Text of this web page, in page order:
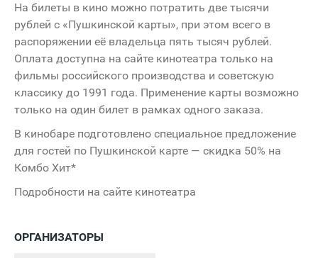
На билеты в кино можно потратить две тысячи
рублей с «Пушкинской карты», при этом всего в
распоряжении её владельца пять тысяч рублей.
Оплата доступна на сайте кинотеатра только на
фильмы российского производства и советскую
классику до 1991 года. Применение карты возможно
только на один билет в рамках одного заказа.
В кинобаре подготовлено специальное предложение
для гостей по Пушкинской карте — скидка 50% на
Комбо Хит*
Подробности на сайте кинотеатра
ОРГАНИЗАТОРЫ